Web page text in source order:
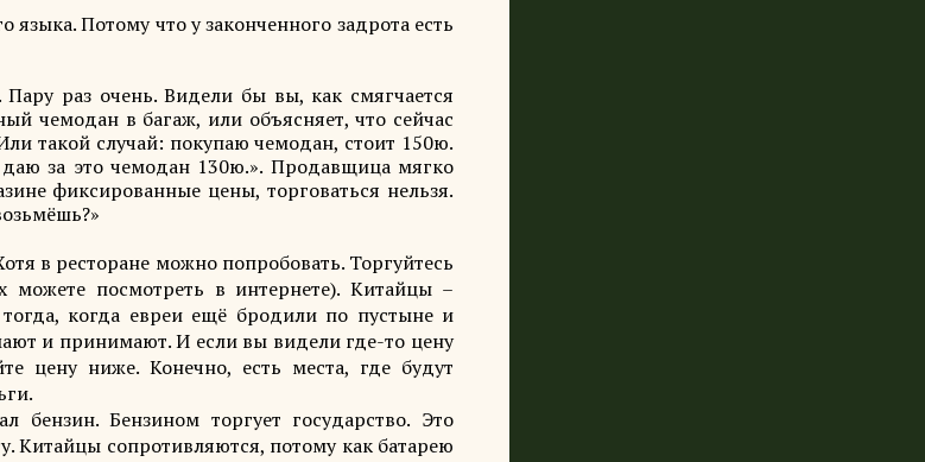
Потому что у законченного задрота есть
раз очень. Видели бы вы, как смягчается
чемодан в багаж, или объясняет, что сейчас
такой случай: покупаю чемодан, стоит 150ю.
за это чемодан 130ю.». Продавщица мягко
фиксированные цены, торговаться нельзя.
в ресторане можно попробовать. Торгуйтесь
можете посмотреть в интернете). Китайцы –
когда евреи ещё бродили по пустыне и
и принимают. И если вы видели где-то цену
цену ниже. Конечно, есть места, где будут
Бензином торгует государство. Это
Китайцы сопротивляются, потому как батарею